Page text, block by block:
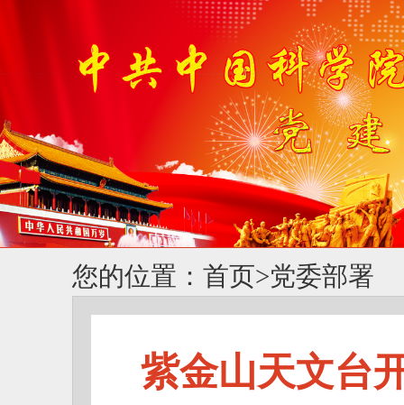
您的位置： 首页>党委部署
紫金山天文台